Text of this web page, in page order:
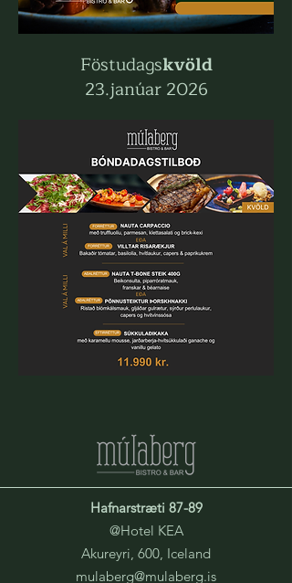
Föstudagskvöld
23.janúar 2026
Hafnarstræti 87-89
@Hotel KEA
Akureyri, 600, Iceland
mulaberg@mulaberg.is